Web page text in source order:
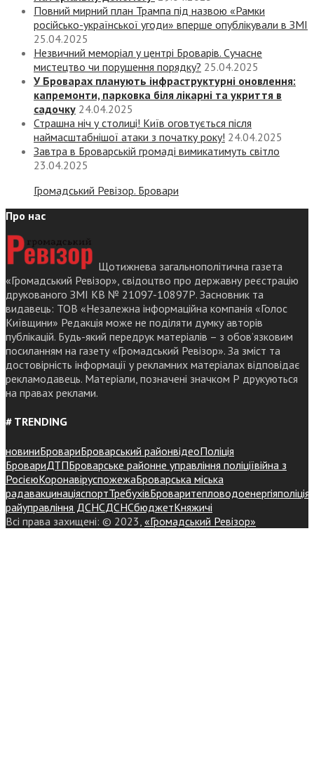
Повний мирний план Трампа під назвою «‎Рамки
російсько-української угоди» вперше опублікували в ЗМІ
25.04.2025
Незвичний меморіал у центрі Броварів. Сучасне
мистецтво чи порушення порядку? 25.04.2025
У Броварах планують інфраструктурні оновлення:
капремонти, парковка біля лікарні та укриття в
садочку 24.04.2025
Страшна ніч у столиці! Київ оговтується після
наймасштабнішої атаки з початку року! 24.04.2025
Завтра в Броварській громаді вимикатимуть світло
23.04.2025
Громадський Ревізор. Бровари
Про нас
Щотижнева загальнополітична газета
«Громадський Ревізор», свідоцтво про державну реєстрацію
друкованого ЗМІ КВ № 21097-10897Р. Засновник та
видавець: ТОВ «Незалежна інформаційна компанія «Голос
Київщини» Редакція може не поділяти думку авторів
публікацій. Будь-який передрук матеріалів – з обов’язковим
посиланням на газету «Громадський Ревізор». За зміст та
достовірність інформації у рекламних матеріалах відповідає
рекламодавець. Матеріали, позначені значком Р друкуються
на правах реклами.
# TRENDING
новиниБровариБроварський районвідеоПоліція
БровариДТПБроварське районне управління поліціївійна з
РосієюКоронавіруспожежаБроварська міська
радавакцинаціяспортТребухівБроваритепловодоенергіяполіція
райуправління ДСНСДСНСбюджетКняжичі
Всі права захищені: © 2023, «Громадський Ревізор»